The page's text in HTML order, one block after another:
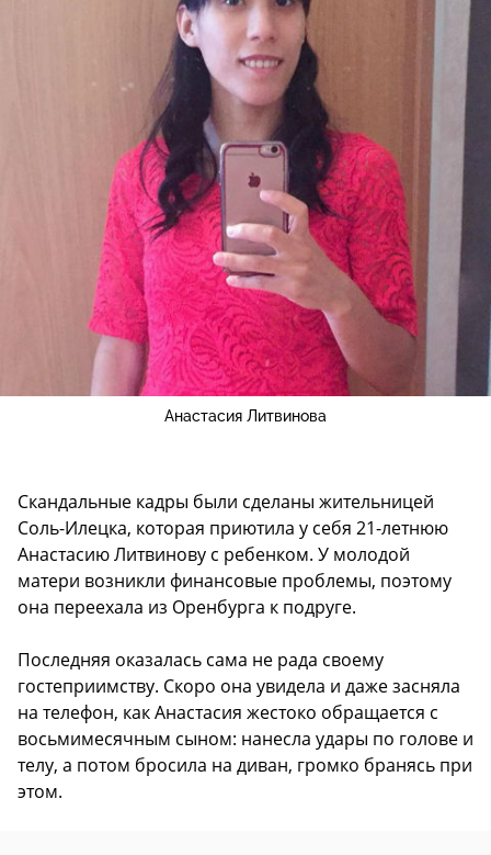
Анастасия Литвинова
Скандальные кадры были сделаны жительницей
Соль-Илецка, которая приютила у себя 21-летнюю
Анастасию Литвинову с ребенком. У молодой
матери возникли финансовые проблемы, поэтому
она переехала из Оренбурга к подруге.
Последняя оказалась сама не рада своему
гостеприимству. Скоро она увидела и даже засняла
на телефон, как Анастасия жестоко обращается с
восьмимесячным сыном: нанесла удары по голове и
телу, а потом бросила на диван, громко бранясь при
этом.